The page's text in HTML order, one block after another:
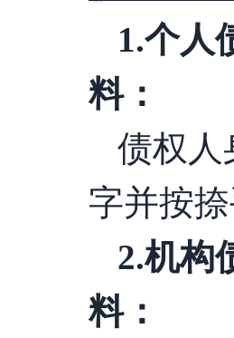
1.个人
料：
债权人
字并按捺
2.机构
料：